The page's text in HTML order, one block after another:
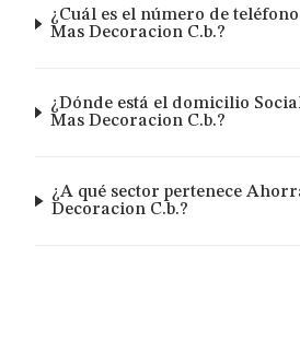
¿Cuál es el número de
Mas Decoracion C.b.?
¿Dónde está el domicilio
Mas Decoracion C.b.?
¿A qué sector pertenece
Decoracion C.b.?